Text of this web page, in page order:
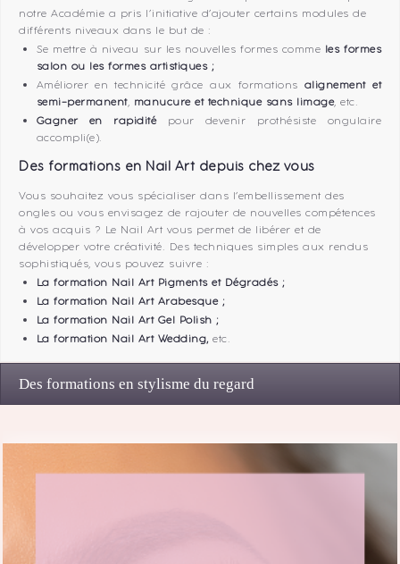
notre Académie a pris l’initiative d’ajouter certains modules de
différents niveaux dans le but de :
Se mettre à niveau sur les nouvelles formes comme les formes
salon ou les formes artistiques;
Améliorer en technicité grâce aux formations alignement et
semi-permanent, manucure et technique sans limage, etc.
Gagner en rapiditépour devenir prothésiste ongulaire
accompli(e).
Des formations en Nail Art depuis chez vous
Vous souhaitez vous spécialiser dans l’embellissement des
ongles ou vous envisagez de rajouter de nouvelles compétences
à vos acquis ? Le Nail Art vous permet de libérer et de
développer votre créativité. Des techniques simples aux rendus
sophistiqués, vous pouvez suivre :
La formation Nail Art Pigments et Dégradés ;
La formation Nail Art Arabesque ;
La formation Nail Art Gel Polish ;
La formation Nail Art Wedding,etc.
Des formations en stylisme du regard